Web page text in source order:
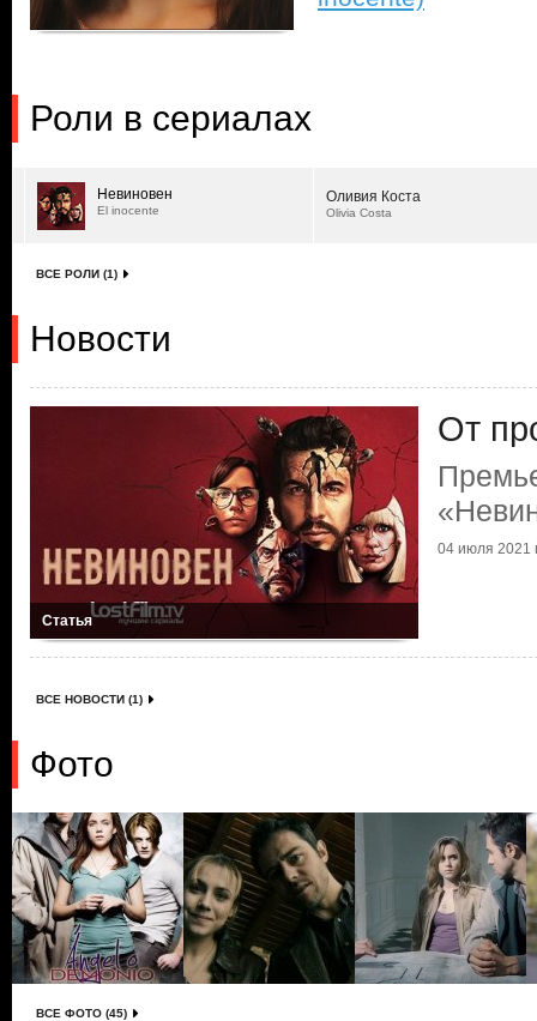
Роли в сериалах
Невиновен
El inocente
Оливия Коста
Olivia Costa
ВСЕ РОЛИ (1)
Новости
Статья
От
04 июля 2021
ВСЕ НОВОСТИ (1)
Фото
ВСЕ ФОТО (45)